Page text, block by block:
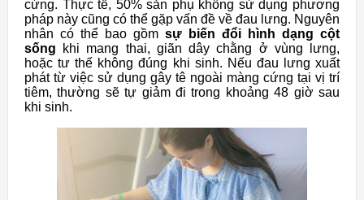
cứng. Thực tế, 50% sản phụ không sử dụng phương
pháp này cũng có thể gặp vấn đề về đau lưng. Nguyên
nhân có thể bao gồm sự biến đổi hình dạng cột
sống khi mang thai, giãn dây chằng ở vùng lưng,
hoặc tư thế không đúng khi sinh. Nếu đau lưng xuất
phát từ việc sử dụng gây tê ngoài màng cứng tại vị trí
tiêm, thường sẽ tự giảm đi trong khoảng 48 giờ sau
khi sinh.